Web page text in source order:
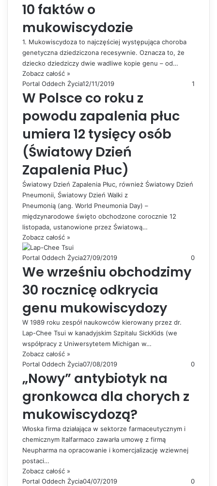
10 faktów o
mukowiscydozie
1. Mukowiscydoza to najczęściej występująca choroba
genetyczna dziedziczona recesywnie. Oznacza to, że
dziecko dziedziczy dwie wadliwe kopie genu – od…
Zobacz całość »
Portal Oddech Życia12/11/2019 1
W Polsce co roku z
powodu zapalenia płuc
umiera 12 tysięcy osób
(Światowy Dzień
Zapalenia Płuc)
Światowy Dzień Zapalenia Płuc, również Światowy Dzień
Pneumonii, Światowy Dzień Walki z
Pneumonią (ang. World Pneumonia Day) –
międzynarodowe święto obchodzone corocznie 12
listopada, ustanowione przez Światową…
Zobacz całość »
Portal Oddech Życia27/09/2019 0
We wrześniu obchodzimy
30 rocznicę odkrycia
genu mukowiscydozy
W 1989 roku zespół naukowców kierowany przez dr.
Lap-Chee Tsui w kanadyjskim Szpitalu SickKids (we
współpracy z Uniwersytetem Michigan w…
Zobacz całość »
Portal Oddech Życia07/08/2019 0
„Nowy” antybiotyk na
gronkowca dla chorych z
mukowiscydozą?
Włoska firma działająca w sektorze farmaceutycznym i
chemicznym Italfarmaco zawarła umowę z firmą
Neupharma na opracowanie i komercjalizację wziewnej
postaci…
Zobacz całość »
Portal Oddech Życia04/07/2019 0